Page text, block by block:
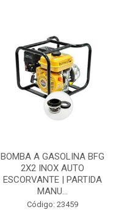
BOMBA A GASOLINA BFG
2X2 INOX AUTO
ESCORVANTE | PARTIDA
MANU...
Código: 23459